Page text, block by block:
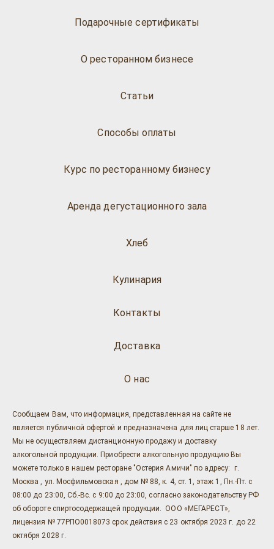
Подарочные сертификаты
О ресторанном бизнесе
Статьи
Способы оплаты
Курс по ресторанному бизнесу
Аренда дегустационного зала
Хлеб
Кулинария
О нас
Доставка
Контакты
Сообщаем Вам, что информация, представленная на сайте не
является публичной офертой и предназначена для лиц старше 18 лет.
Мы не осуществляем дистанционную продажу и доставку
алкогольной продукции. Приобрести алкогольную продукцию Вы
можете только в нашем ресторане "Остерия Амичи" по адресу: г.
Москва , ул. Мосфильмовская , дом № 88, к. 4, ст. 1, этаж 1, Пн.-Пт. с
08:00 до 23:00, Сб.-Вс. с 9:00 до 23:00, согласно законодательству РФ
об обороте спиртосодержащей продукции. ООО «МЕГАРЕСТ»,
лицензия № 77РПО0018073 срок действия с 23 октября 2023 г. до 22
октября 2028 г.